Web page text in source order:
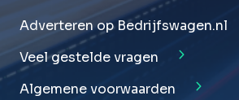
Adverteren op Bedrijfswagen.nl
Veel gestelde vragen
Algemene voorwaarden